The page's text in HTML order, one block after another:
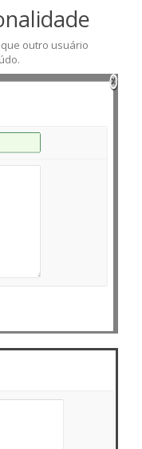
outro usuário